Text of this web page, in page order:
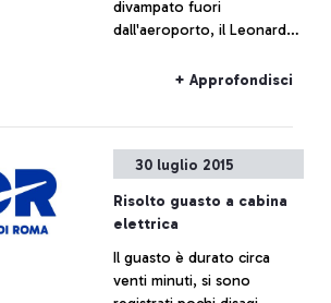
divampato fuori
dall'aeroporto, il Leonardo
normalità+ Approfondisci
30 luglio 2015
Risolto guasto a cabina
elettrica
Il guasto è durato circa
venti minuti, si sono